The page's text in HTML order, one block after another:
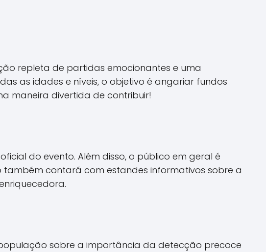
repleta de partidas emocionantes e uma
as idades e níveis, o objetivo é angariar fundos
maneira divertida de contribuir!
do evento. Além disso, o público em geral é
contará com estandes informativos sobre a
sobre a importância da detecção precoce